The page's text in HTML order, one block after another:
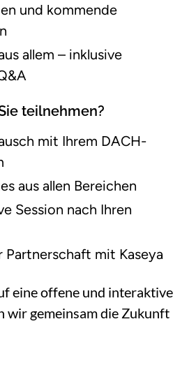
und kommende
allem – inklusive
teilnehmen?
mit Ihrem DACH-
aus allen Bereichen
Session nach Ihren
Partnerschaft mit Kaseya
eine offene und interaktive
wir gemeinsam die Zukunft